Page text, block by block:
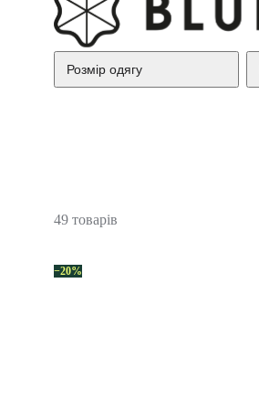
Розмір одягу
49 товарів
−20%